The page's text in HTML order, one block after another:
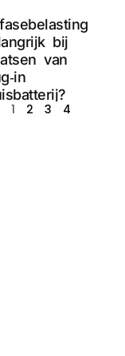
bij
van
1 2 3 4